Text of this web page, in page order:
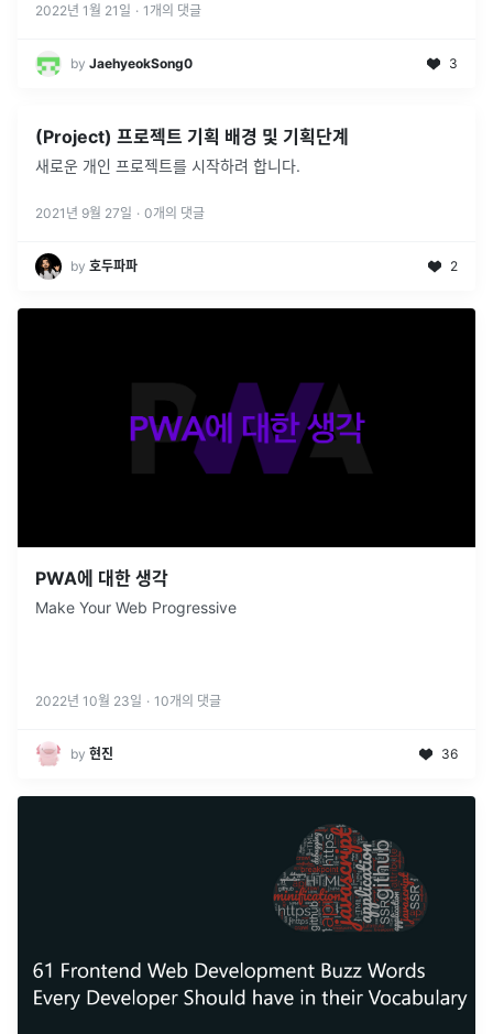
2022년 1월 21일 · 1 개의 댓글
by JaehyeokSong0 3
(Project) 프로젝트 기획 배경 및 기획단계
새로운 개인 프로젝트를 시작하려 합니다.
2021년 9월 27일 · 0개의 댓글
by 호두파파 2
PWA에 대한 생각
Make Your Web Progressive
2022년 10월 23일 · 10개의 댓글
by 현진 36